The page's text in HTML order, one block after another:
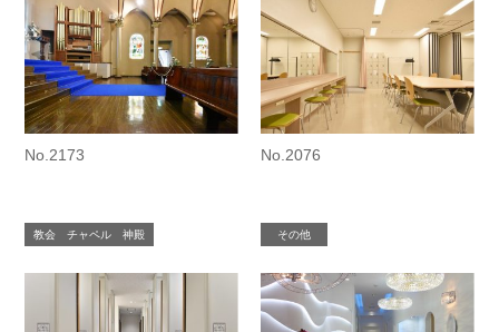
No.2173
教会 チャペル 神殿
No.2076
その他